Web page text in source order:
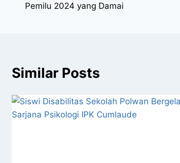
Pemilu 2024 yang Damai
Similar Posts